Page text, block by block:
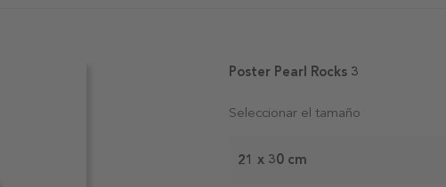
Seleccionar el tamaño
21 x 30 cm
Poster Pearl Rocks 3